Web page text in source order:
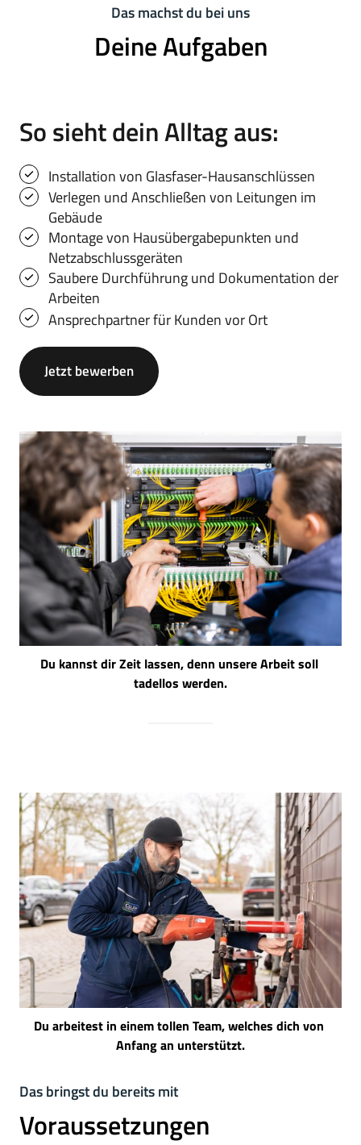
Das machst du bei uns
Deine Aufgaben
So sieht dein Alltag aus:
Installation von Glasfaser-Hausanschlüssen
Verlegen und Anschließen von Leitungen im
Gebäude
Montage von Hausübergabepunkten und
Netzabschlussgeräten
Saubere Durchführung und Dokumentation der
Arbeiten
Ansprechpartner für Kunden vor Ort
Jetzt bewerben
Du kannst dir Zeit lassen, denn unsere Arbeit
soll
tadellos werden.
Du arbeitest in einem tollen Team, welches dich
Anfang an unterstützt.
Das bringst du bereits mit
Voraussetzungen